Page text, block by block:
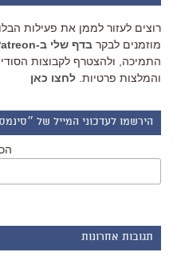
רוצים לעזור לממן את פעילות
מוזמנים לבקר בדף שלי ב-Patreon
התמיכה, ולהצטרף לקבוצות
והמלצות פרטיות. לחצו כאן
הירשמו לעדכוני המייל של
תגובות אחרונות